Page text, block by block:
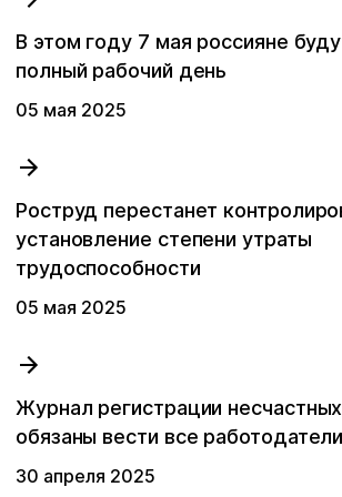
В этом году 7 мая россияне
полный рабочий день
05 мая 2025
Роструд перестанет
установление степени утраты
трудоспособности
05 мая 2025
Журнал регистрации
обязаны вести все работодатели
30 апреля 2025